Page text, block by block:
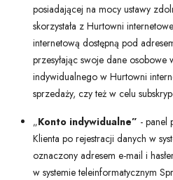
posiadającej na mocy ustawy
skorzystała z Hurtowni
internetową dostępną pod
przesyłając swoje dane osobowe
indywidualnego w Hurtowni
sprzedaży, czy też w celu
„Konto indywidualne” - panel
Klienta po rejestracji danych w
oznaczony adresem e-mail i
w systemie teleinformatycznym